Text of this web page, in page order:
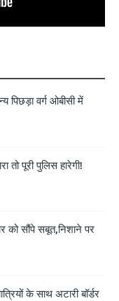
पिछड़ा वर्ग ओबीसी में
तो पूरी पुलिस हारेगी!
को सौंपे सबूत,निशाने पर
के साथ अटारी बॉर्डर